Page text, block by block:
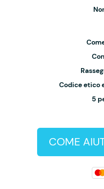
Codice etico
5
COME